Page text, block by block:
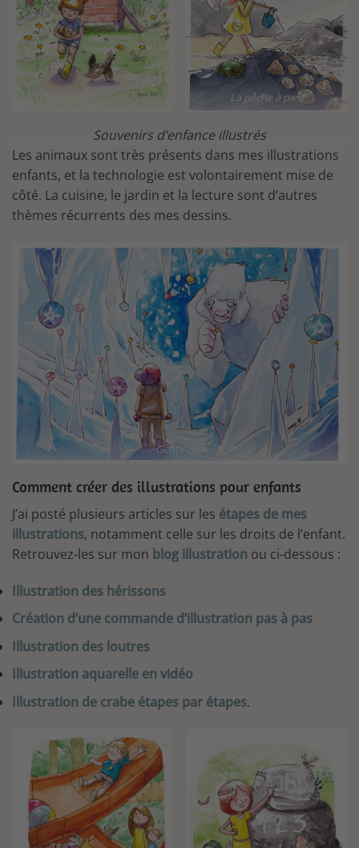
Ramasser les oeufs La pêche à pied
Souvenirs d’enfance illustrés
Les animaux sont très présents dans mes illustrations
enfants, et la technologie est volontairement mise de
côté. La cuisine, le jardin et la lecture sont d’autres
thèmes récurrents des mes dessins.
Gentil Yeti
Comment créer des illustrations pour enfants
J’ai posté plusieurs articles sur les étapes de mes
illustrations, notamment celle sur les droits de l’enfant.
Retrouvez-les sur mon blog illustration ou ci-dessous :
Illustration des hérissons
Création d’une commande d’illustration pas à pas
Illustration des loutres
Illustration aquarelle en vidéo
Illustration de crabe étapes par étapes.